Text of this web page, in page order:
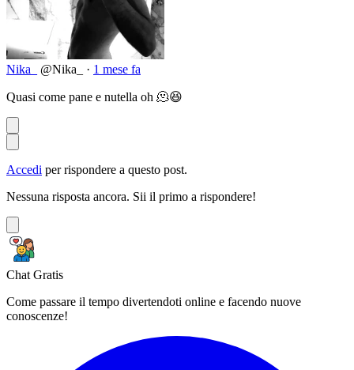
Nika_ @Nika_ · 1 mese fa
Quasi come pane e nutella oh 🫠😆
Accedi per rispondere a questo post.
Nessuna risposta ancora. Sii il primo a rispondere!
Chat Gratis
Come passare il tempo divertendoti online e facendo nuove
conoscenze!